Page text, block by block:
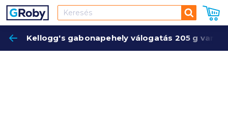
Keresés
Kellogg's gabonapehely válogatás 205 g